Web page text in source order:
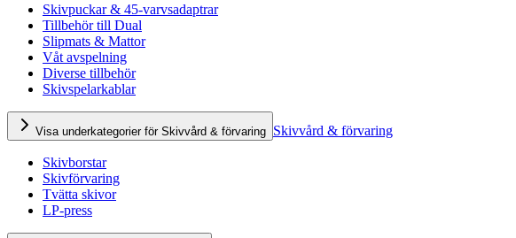
Skivpuckar & 45-varvsadaptrar
Tillbehör till Dual
Slipmats & Mattor
Våt avspelning
Diverse tillbehör
Skivspelarkablar
Visa underkategorier för Skivvård & förvaring Skivvård & förvaring
Skivborstar
Skivförvaring
Tvätta skivor
LP-press